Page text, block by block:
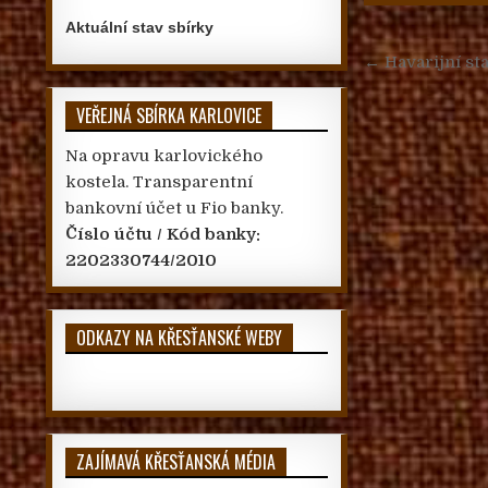
← Havarijní
Aktuální stav sbírky
VEŘEJNÁ SBÍRKA KARLOVICE
Na opravu karlovického
kostela. Transparentní
bankovní účet u Fio banky.
Číslo účtu / Kód banky:
2202330744/2010
ODKAZY NA KŘESŤANSKÉ WEBY
ZAJÍMAVÁ KŘESŤANSKÁ MÉDIA